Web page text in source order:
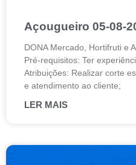
Açougueiro 05-08-
DONA Mercado, Hortifruti e
Pré-requisitos: Ter
Atribuições: Realizar corte
e atendimento ao cliente;
LER MAIS